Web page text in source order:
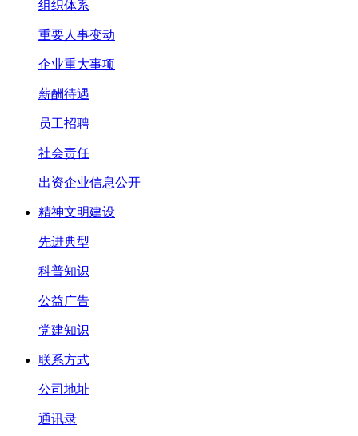
组织体系
重要人事变动
企业重大事项
薪酬待遇
员工招聘
社会责任
出资企业信息公开
精神文明建设
先进典型
科普知识
公益广告
党建知识
联系方式
公司地址
通讯录